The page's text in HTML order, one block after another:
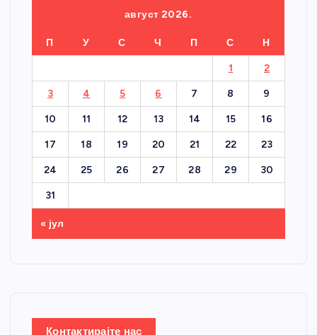
август 2026.
П У С Ч П С Н
1 2
3 4 5 6 7 8 9
10 11 12 13 14 15 16
17 18 19 20 21 22 23
24 25 26 27 28 29 30
31
« јул
Контактирајте нас